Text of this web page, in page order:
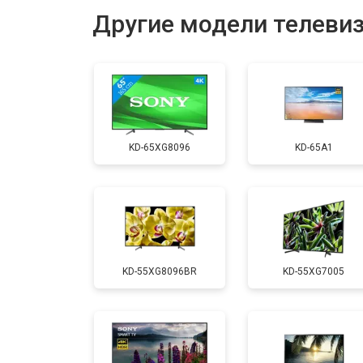
Замена HDMI порта
Замена модуля Wi-Fi
Замена лампы подсветки
Ремонт блока управления
Замена блока питания
Другие модели
KD-65XG8096 KD-65A1
KD-55XG8096BR KD-55XG7005